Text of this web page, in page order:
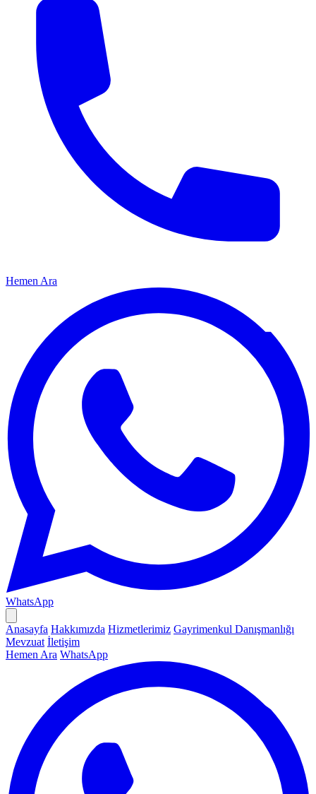
Hemen Ara
WhatsApp
Anasayfa Hakkımızda Hizmetlerimiz Gayrimenkul Danışmanlığı
Mevzuat İletişim
Hemen Ara WhatsApp